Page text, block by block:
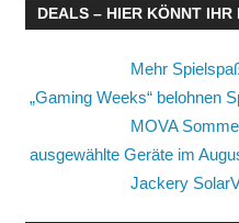
DEALS – HIER KÖNNT IHR
Mehr
„Gaming Weeks“ belohnen
MOVA
ausgewählte Geräte im
Jackery